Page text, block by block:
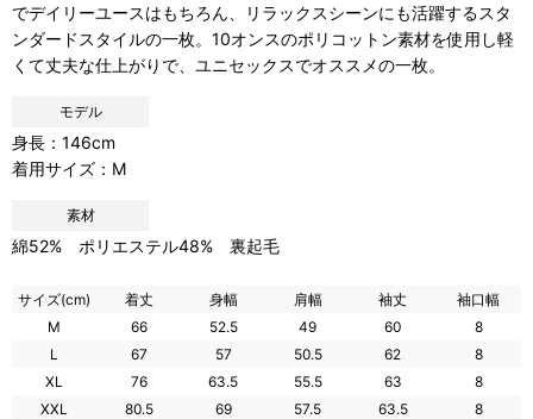
でデイリーユースはもちろん、リラックスシーンにも活躍するスタ
ンダードスタイルの一枚。10オンスのポリコットン素材を使用し軽
くて丈夫な仕上がりで、ユニセックスでオススメの一枚。
モデル
身長：146cm
着用サイズ：M
素材
綿52% ポリエステル48% 裏起毛
サイズ(cm) 着丈 身幅 肩幅 袖丈
袖口幅
M
66 52.5 49 60
8
L
67 57 50.5 62
8
XL
76 63.5 55.5 63
8
XXL
80.5 69 57.5 63.5 8